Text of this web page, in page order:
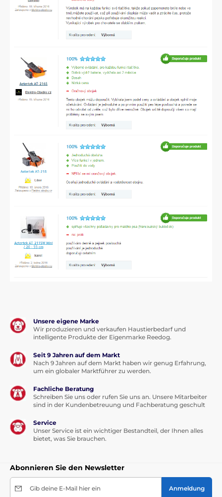
Unsere eigene Marke
Wir produzieren und verkaufen Haustierbedarf und
intelligente Produkte der Eigenmarke Reedog.
Seit 9 Jahren auf dem Markt
Nach 9 Jahren auf dem Markt haben wir genug Erfahrung,
um ein globaler Marktführer zu werden.
Fachliche Beratung
Schreiben Sie uns oder rufen Sie uns an. Unsere Mitarbeiter
sind in der Kundenbetreuung und Fachberatung geschult
Service
Unser Service ist ein wichtiger Bestandteil, der Ihnen alles
bietet, was Sie brauchen.
Abonnieren Sie den Newsletter
Gib deine E-Mail hier ein Anmeldung